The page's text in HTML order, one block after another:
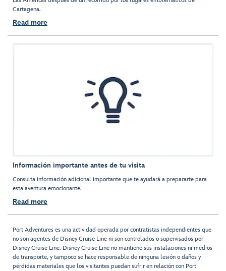
Cartagena.
Read more
Información importante antes de tu visita
Consulta información adicional importante que te ayudará a prepararte para
esta aventura emocionante.
Read more
Port Adventures es una actividad operada por contratistas independientes que
no son agentes de Disney Cruise Line ni son controlados o supervisados por
Disney Cruise Line. Disney Cruise Line no mantiene sus instalaciones ni medios
de transporte, y tampoco se hace responsable de ninguna lesión o daños y
pérdidas materiales que los visitantes puedan sufrir en relación con Port